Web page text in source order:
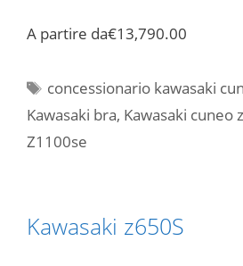
A partire da€13,790.00
Tag
concessionario kawasaki
Kawasaki bra, Kawasaki cuneo
Z1100se
Kawasaki z650S